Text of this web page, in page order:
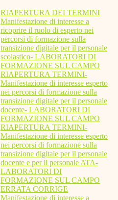
RIAPERTURA DEI TERMINI
Manifestazione di interesse a
ricoprire il ruolo di esperto nei
percorsi di formazione sulla
transizione digitale per il personale
scolastico- LABORATORI DI
FORMAZIONE SUL CAMPO
RIAPERTURA TERMINI-
Manifestazione di interesse esperto
nei percorsi di formazione sulla
transizione digitale per il personale
docente- LABORATORI DI
FORMAZIONE SUL CAMPO
RIAPERTURA TERMINI-
Manifestazione di interesse esperto
nei percorsi di formazione sulla
transizione digitale per il personale
docente e per il personale ATA-
LABORATORI DI
FORMAZIONE SUL CAMPO
ERRATA CORRIGE
Manifestazione di interesse a